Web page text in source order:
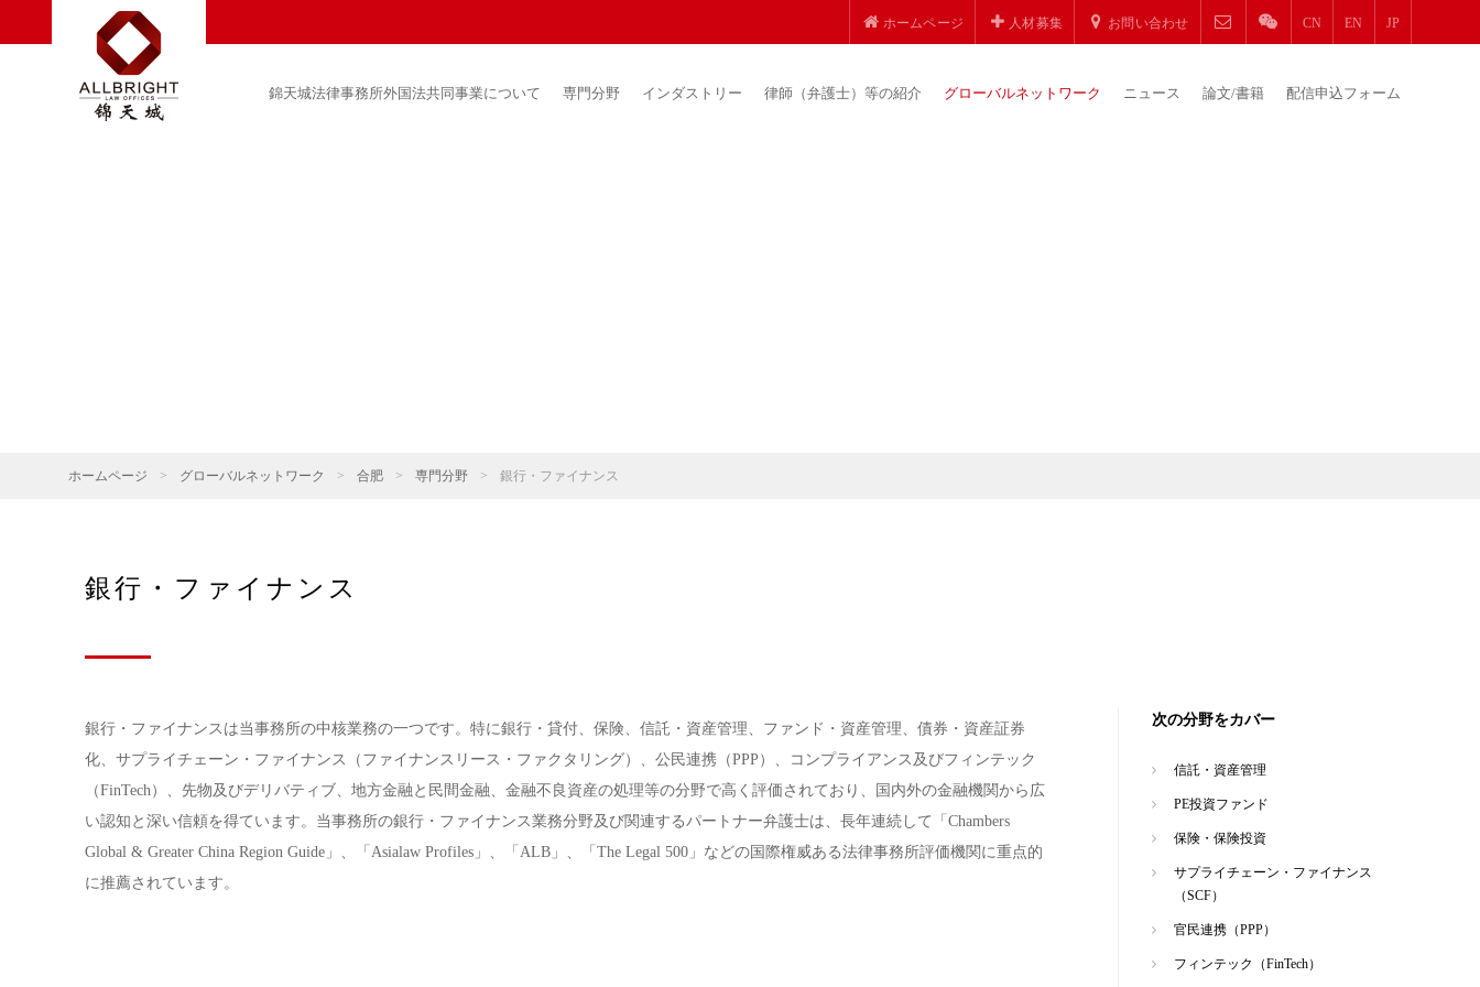
ホームページ 人材募集 お問い合わせ CN EN JP
錦天城法律事務所外国法共同事業について 専門分野 インダストリー 律師（弁護士）等の紹介 グローバルネットワーク ニュース 論文/書籍 配信申込フォーム
ホームページ > グローバルネットワーク > 合肥 > 専門分野 > 銀行・ファイナンス
銀行・ファイナンス
銀行・ファイナンスは当事務所の中核業務の一つです。特に銀行・貸付、保険、信託・資産管理、ファンド・資産管理、債券・資産証券
化、サプライチェーン・ファイナンス（ファイナンスリース・ファクタリング）、公民連携（PPP）、コンプライアンス及びフィンテック
（FinTech）、先物及びデリバティブ、地方金融と民間金融、金融不良資産の処理等の分野で高く評価されており、国内外の金融機関から広
い認知と深い信頼を得ています。当事務所の銀行・ファイナンス業務分野及び関連するパートナー弁護士は、長年連続して「Chambers
Global & Greater China Region Guide」、「Asialaw Profiles」、「ALB」、「The Legal 500」などの国際権威ある法律事務所評価機関に重点的
に推薦されています。
次の分野をカバー
信託・資産管理
PE投資ファンド
保険・保険投資
サプライチェーン・ファイナンス
（SCF）
官民連携（PPP）
フィンテック（FinTech）